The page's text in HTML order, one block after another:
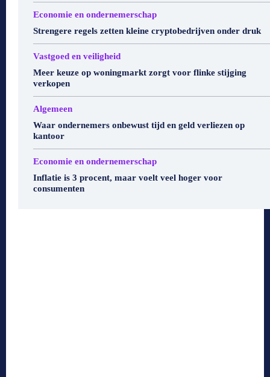
Economie en ondernemerschap
Strengere regels zetten kleine cryptobedrijven onder druk
Vastgoed en veiligheid
Meer keuze op woningmarkt zorgt voor flinke stijging
verkopen
Algemeen
Waar ondernemers onbewust tijd en geld verliezen op
kantoor
Economie en ondernemerschap
Inflatie is 3 procent, maar voelt veel hoger voor
consumenten